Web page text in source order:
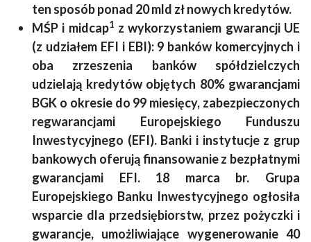
ten sposób ponad 20 mld zł nowych kredytów.
MŚP i midcap1 z wykorzystaniem gwarancji UE
(z udziałem EFI i EBI): 9 banków komercyjnych i
oba zrzeszenia banków spółdzielczych
udzielają kredytów objętych 80% gwarancjami
BGK o okresie do 99 miesięcy, zabezpieczonych
regwarancjami Europejskiego Funduszu
Inwestycyjnego (EFI). Banki i instytucje z grup
bankowych oferują finansowanie z bezpłatnymi
gwarancjami EFI. 18 marca br. Grupa
Europejskiego Banku Inwestycyjnego ogłosiła
wsparcie dla przedsiębiorstw, przez pożyczki i
gwarancje, umożliwiające wygenerowanie 40